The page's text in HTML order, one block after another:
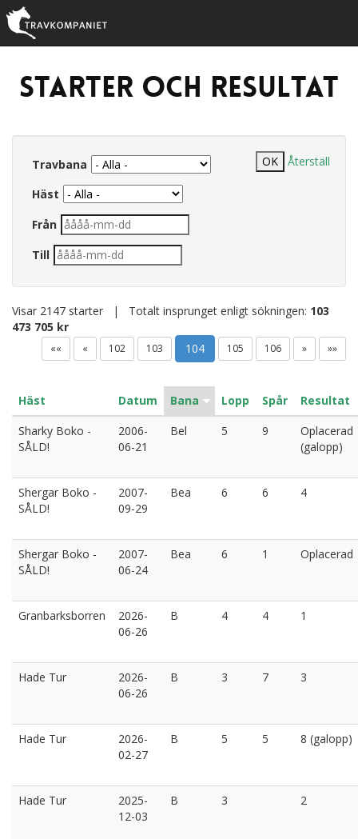
Starter och resultat
Travbana
Häst
Från
Till
Återställ
Visar 2147 starter | Totalt insprunget enligt sökningen: 103
473 705 kr
«« « 102 103 104 105 106 » »»
Häst Datum Bana Lopp Spår
Resultat
Sharky Boko -
SÅLD!
2006-
06-21
Bel 5 9
Oplacerad
(galopp)
Shergar Boko -
SÅLD!
2007-
09-29
Bea 6 6 4
Shergar Boko -
SÅLD!
2007-
06-24
Bea 6 1 Oplacerad
Granbarksborren
2026-
06-26
B 4 4 1
Hade Tur
2026-
06-26
B 3 7 3
Hade Tur
2026-
02-27
B 5 5 8 (galopp)
Hade Tur
2025-
12-03
B 3 2